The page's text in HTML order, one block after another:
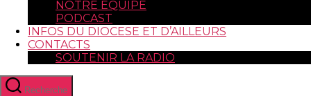
NOTRE EQUIPE
PODCAST
INFOS DU DIOCESE ET D’AILLEURS
CONTACTS
SOUTENIR LA RADIO
Recherche